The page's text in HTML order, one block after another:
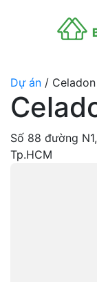
Dự án /
Số 88 đường
Tp.HCM